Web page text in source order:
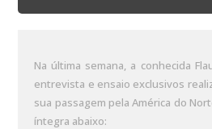
Na última semana, a conhecida
entrevista e ensaio exclusivos
sua passagem pela América do
íntegra abaixo: